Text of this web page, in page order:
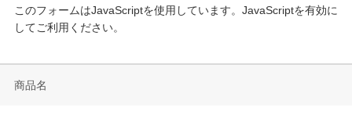
このフォームはJavaScriptを使用しています。JavaScriptを有効に
してご利用ください。
商品名